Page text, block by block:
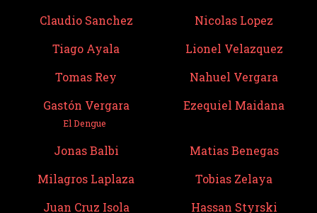
Claudio Sanchez
Nicolas Lopez
Tiago Ayala
Lionel Velazquez
Tomas Rey
Nahuel Vergara
Gastón Vergara
El Dengue
Ezequiel Maidana
Jonas Balbi
Matias Benegas
Milagros Laplaza
Tobias Zelaya
Juan Cruz Isola
Hassan Styrski